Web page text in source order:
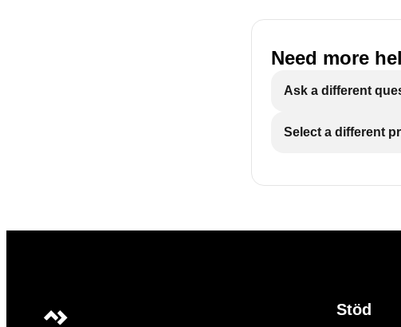
Need more
Ask a different
Select a different
Stöd